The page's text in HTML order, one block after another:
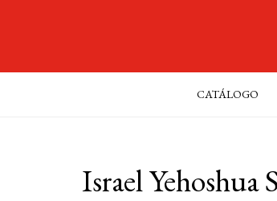
CATÁLOGO
Israel Yehoshua